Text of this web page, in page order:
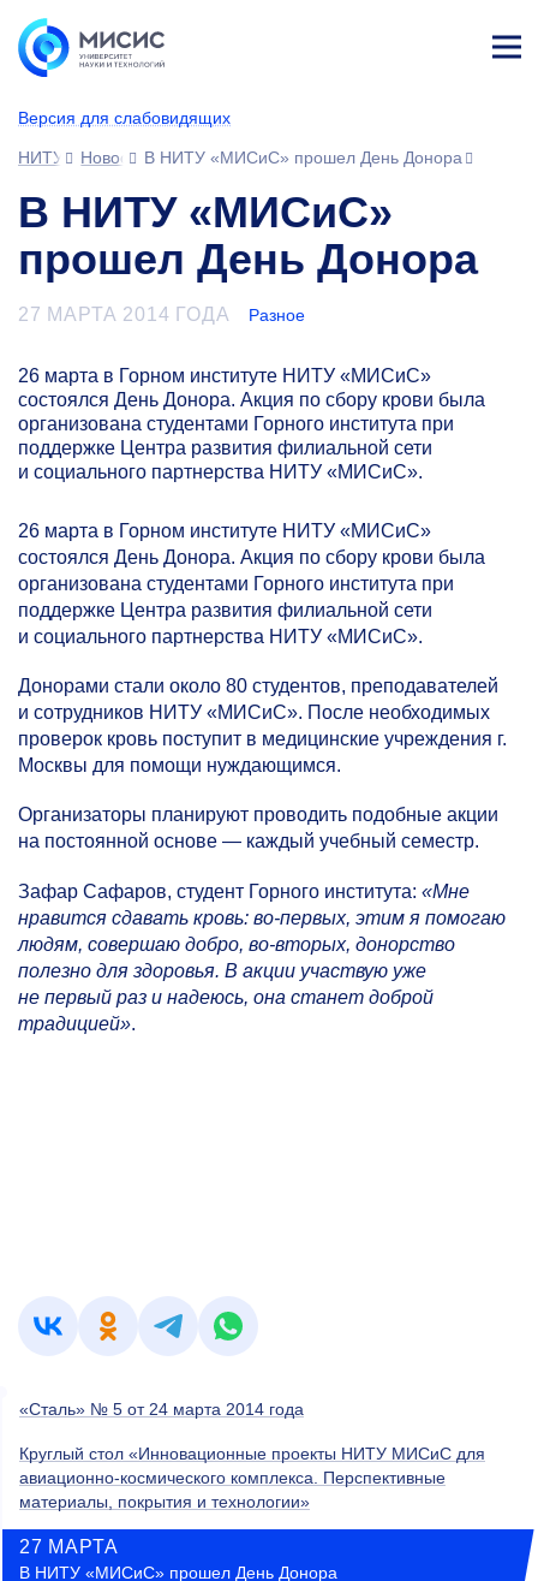
Версия для слабовидящих
ине
НИТУ МИСИС
НовостиВ НИТУ «МИСиС» прошел День Донора
В НИТУ «МИСиС»
прошел День Донора
27 МАРТА 2014 ГОДА Разное
26 марта в Горном институте НИТУ «МИСиС»
состоялся День Донора. Акция по сбору крови была
организована студентами Горного института при
поддержке Центра развития филиальной сети
и социального партнерства НИТУ «МИСиС».
26 марта в Горном институте НИТУ «МИСиС»
состоялся День Донора. Акция по сбору крови была
организована студентами Горного института при
поддержке Центра развития филиальной сети
и социального партнерства НИТУ «МИСиС».
Донорами стали около 80 студентов, преподавателей
и сотрудников НИТУ «МИСиС». После необходимых
проверок кровь поступит в медицинские учреждения г.
Москвы для помощи нуждающимся.
Организаторы планируют проводить подобные акции
на постоянной основе — каждый учебный семестр.
Зафар Сафаров, студент Горного института: «Мне
нравится сдавать кровь: во-первых, этим я помогаю
людям, совершаю добро, во-вторых, донорство
полезно для здоровья. В акции участвую уже
не первый раз и надеюсь, она станет доброй
традицией».
«Сталь» № 5 от 24 марта 2014 года
Круглый стол «Инновационные проекты НИТУ МИСиС для
авиационно-космического комплекса. Перспективные
материалы, покрытия и технологии»
27 МАРТА
В НИТУ «МИСиС» прошел День Донора